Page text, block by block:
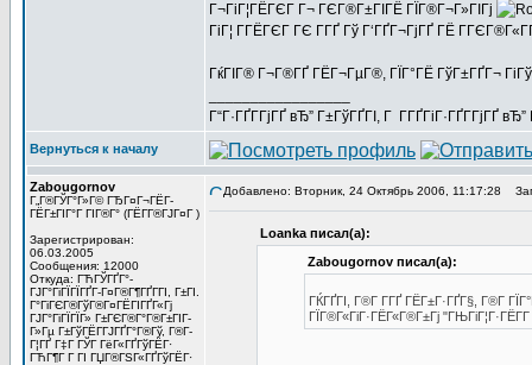
Г¬ГіГ¦ГЁГЄГ Г¬ ГЄГ®Г±ГІГЁ ГЇГ®Г¬Г»ГІГј
ГіГ¦ Г­ГЁГЄГ ГЄ Г­ГҐ Гў Г‘ГҐГ¬ГјГҐ ГЁ
ГќГІГ® Г¬Г®ГҐ ГЁГ¬ГµГ®, ГЇГ°ГЁ ГўГ±ГҐГ¬
Г“Г·ГҐГ­ГјГҐ вЂ” Г±ГўГҐГІ, Г Г­ГҐГіГ·ГҐГ­ГјГҐ
Вернуться к началу
Zabougornov
Г„Г®ГЎГ°Г»Г© ГЂГ¤Г¬ГЁГ­
ГЁГ±ГІГ°Г ГІГ®Г° (ГЁГ­Г®ГЈГ¤Г )
Зарегистрирован:
06.03.2005
Сообщения: 12000
Откуда: ГЋГЎГҐГ°-
ГЈГ°ГіГЇГЇГҐГ­-Г¤Г®Г¶ГҐГ­ГІ, Г±ГІ.
Г°ГіГЄГ®ГўГ®Г¤ГЁГІГҐГ«Гј
ГЈГ°ГіГЇГЇГ» Г±ГЄГ®Г°Г®Г±ГІГ­
Г»Гµ Г±ГўГЁГ­ГЈГҐГ°Г®Гў, Г®Г­
Г¦ГҐ Г‡Г ГЎГ ГёГ«ГҐГўГЁГ·
ГЋГ¶Г Г ГІ ГЏГ®ГЅГ«ГҐГўГЁГ·
Добавлено: Вторник, 24 Октябрь 2006, 11:17:28
Loanka писал(а):
Zabougornov писал(а):
ГЌГҐГІ, Г®Г­ Г­ГҐ ГЁГ±Г·ГҐГ§, Г®Г­
ГЇГ®Г«ГіГ·ГЁГ«Г®Г±Гј